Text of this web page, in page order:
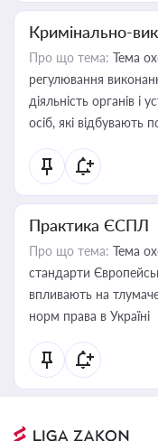
Кримінально-
Про що тема: Тема
регулювання
діяльність органів і
осіб, які відбувають
Практика ЄСПЛ
Про що тема: Тема
стандарти
впливають на
норм права в Україні